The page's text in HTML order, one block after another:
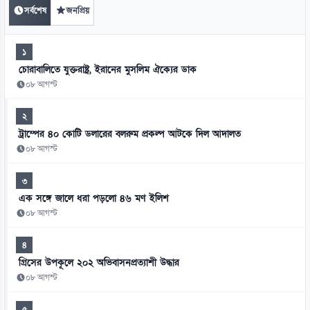
সর্বশেষ জনপ্রিয়
১
চোরাবালিতে যুক্তরাষ্ট্র, ইরানের মুসলিম ঐক্যের ডাক
০৮ আগস্ট
২
ট্রাম্পের ৪০ কোটি ডলারের বলরুম প্রকল্প আটকে দিল আদালত
০৮ আগস্ট
৩
এক সঙ্গে জালে ধরা পড়লো ৪৬ মণ ইলিশ
০৮ আগস্ট
৪
গ্রিসের উপকূলে ২০২ অভিবাসনপ্রত্যাশী উদ্ধার
০৮ আগস্ট